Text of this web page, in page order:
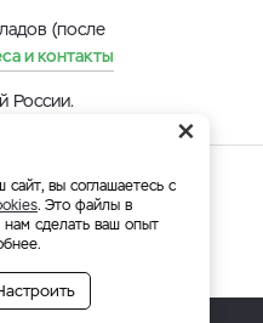
(после
и контакты
России.
×
вы соглашаетесь с
. Это файлы в
сделать ваш опыт